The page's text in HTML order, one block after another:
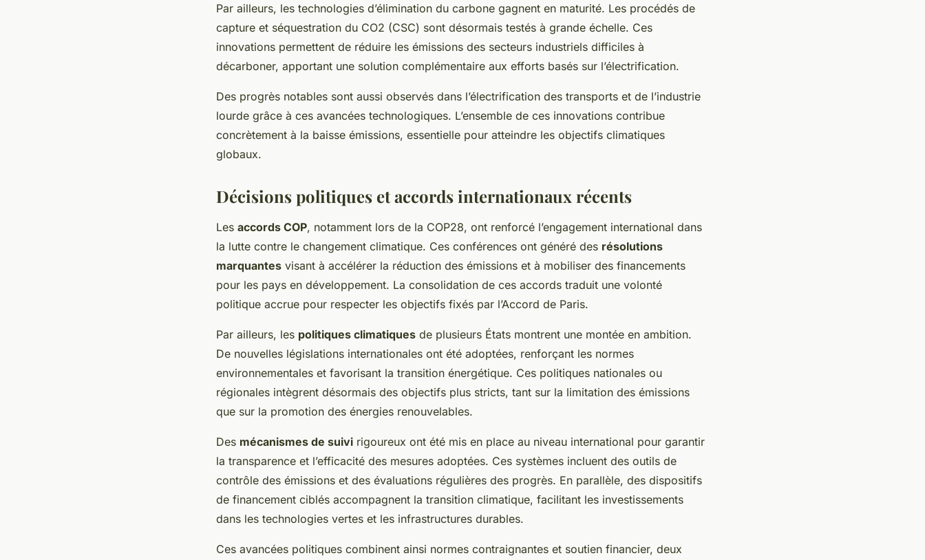
Par ailleurs, les technologies d’élimination du carbone gagnent en maturité. Les procédés de
capture et séquestration du CO2 (CSC) sont désormais testés à grande échelle. Ces
innovations permettent de réduire les émissions des secteurs industriels difficiles à
décarboner, apportant une solution complémentaire aux efforts basés sur l’électrification.
Des progrès notables sont aussi observés dans l’électrification des transports et de l’industrie
lourde grâce à ces avancées technologiques. L’ensemble de ces innovations contribue
concrètement à la baisse émissions, essentielle pour atteindre les objectifs climatiques
globaux.
Décisions politiques et accords internationaux récents
Les accords COP, notamment lors de la COP28, ont renforcé l’engagement international dans
la lutte contre le changement climatique. Ces conférences ont généré des résolutions
marquantes visant à accélérer la réduction des émissions et à mobiliser des financements
pour les pays en développement. La consolidation de ces accords traduit une volonté
politique accrue pour respecter les objectifs fixés par l’Accord de Paris.
Par ailleurs, les politiques climatiques de plusieurs États montrent une montée en ambition.
De nouvelles législations internationales ont été adoptées, renforçant les normes
environnementales et favorisant la transition énergétique. Ces politiques nationales ou
régionales intègrent désormais des objectifs plus stricts, tant sur la limitation des émissions
que sur la promotion des énergies renouvelables.
Des mécanismes de suivi rigoureux ont été mis en place au niveau international pour garantir
la transparence et l’efficacité des mesures adoptées. Ces systèmes incluent des outils de
contrôle des émissions et des évaluations régulières des progrès. En parallèle, des dispositifs
de financement ciblés accompagnent la transition climatique, facilitant les investissements
dans les technologies vertes et les infrastructures durables.
Ces avancées politiques combinent ainsi normes contraignantes et soutien financier, deux